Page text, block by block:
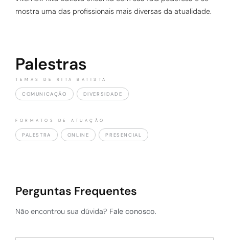
mostra uma das profissionais mais diversas da atualidade.
Palestras
TEMAS DE RITA BATISTA
COMUNICAÇÃO DIVERSIDADE
FORMATOS DE ATUAÇÃO
PALESTRA ONLINE PRESENCIAL
Perguntas Frequentes
Não encontrou sua dúvida? Fale conosco.